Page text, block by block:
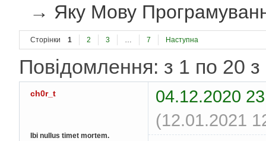
→ Яку Мову
Сторінки 1 2 3 … 7 Наступна
Повідомлення: з 1 по 20 з
ch0r_t
04.12.2020
(12.01.2021
Ibi nullus timet mortem.